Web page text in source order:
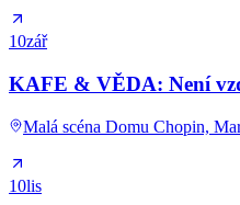
10zář
KAFE & VĚDA: Není
Malá scéna Domu Chopin,
10lis